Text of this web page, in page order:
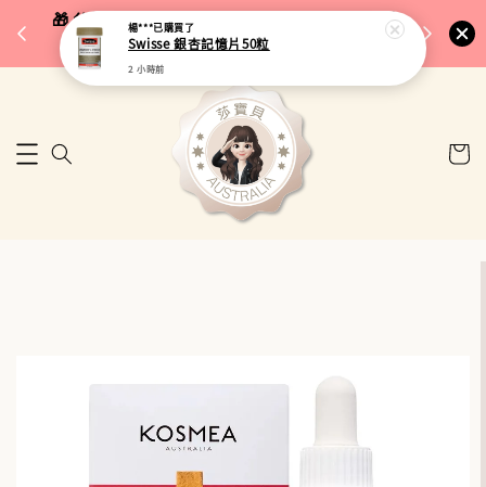
🎁 父親節限定｜全館96折・指定品牌88折｜滿
$5,000再折$100
🚚 台
楊***已購買了
Swisse 銀杏記憶片50粒
2 小時前